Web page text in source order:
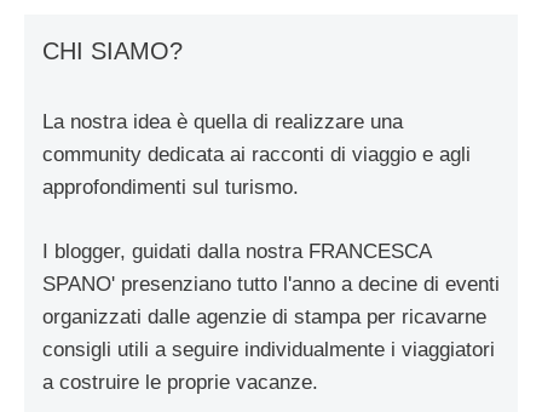
CHI SIAMO?
La nostra idea è quella di realizzare una
community dedicata ai racconti di viaggio e agli
approfondimenti sul turismo.
I blogger, guidati dalla nostra FRANCESCA
SPANO' presenziano tutto l'anno a decine di eventi
organizzati dalle agenzie di stampa per ricavarne
consigli utili a seguire individualmente i viaggiatori
a costruire le proprie vacanze.